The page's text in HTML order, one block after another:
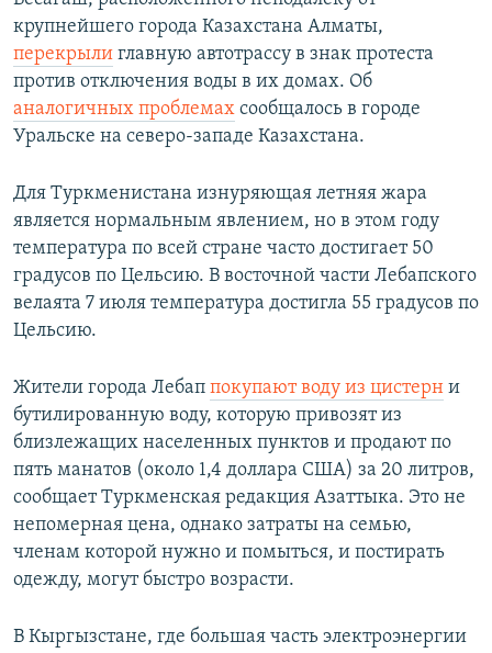
крупнейшего города Казахстана Алматы,
перекрыли главную автотрассу в знак протеста
против отключения воды в их домах. Об
аналогичных проблемах сообщалось в городе
Уральске на северо-западе Казахстана.
Для Туркменистана изнуряющая летняя жара
является нормальным явлением, но в этом году
температура по всей стране часто достигает 50
градусов по Цельсию. В восточной части Лебапского
велаята 7 июля температура достигла 55 градусов по
Цельсию.
Жители города Лебап покупают воду из цистерн и
бутилированную воду, которую привозят из
близлежащих населенных пунктов и продают по
пять манатов (около 1,4 доллара США) за 20 литров,
сообщает Туркменская редакция Азаттыка. Это не
непомерная цена, однако затраты на семью,
членам которой нужно и помыться, и постирать
одежду, могут быстро возрасти.
В Кыргызстане, где большая часть электроэнергии